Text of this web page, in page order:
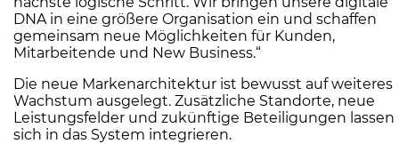
DNA in eine größere Organisation ein und schaffen
gemeinsam neue Möglichkeiten für Kunden,
Mitarbeitende und New Business.“
Die neue Markenarchitektur ist bewusst auf weiteres
Wachstum ausgelegt. Zusätzliche Standorte, neue
Leistungsfelder und zukünftige Beteiligungen lassen
sich in das System integrieren.